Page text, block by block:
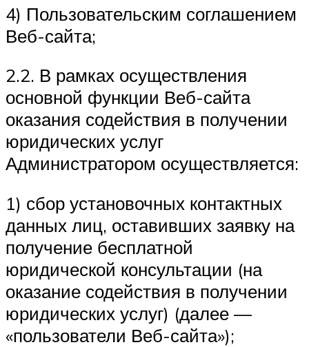
4) Пользовательским соглашением
Веб-сайта;
2.2. В рамках осуществления
основной функции Веб-сайта
оказания содействия в получении
юридических услуг
Администратором осуществляется:
1) сбор установочных контактных
данных лиц, оставивших заявку на
получение бесплатной
юридической консультации (на
оказание содействия в получении
юридических услуг) (далее —
«пользователи Веб-сайта»);